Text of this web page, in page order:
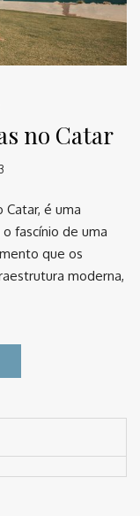
no Catar
Catar, é uma
fascínio de uma
que os
moderna,